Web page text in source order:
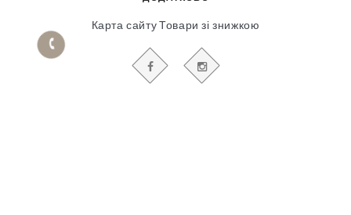
Карта сайту Товари зі знижкою